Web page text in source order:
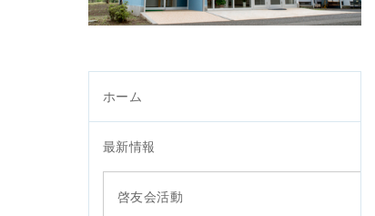
ホーム
最新情報
啓友会活動